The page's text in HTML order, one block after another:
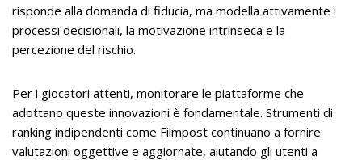
risponde alla domanda di fiducia, ma modella attivamente i
processi decisionali, la motivazione intrinseca e la
percezione del rischio.
Per i giocatori attenti, monitorare le piattaforme che
adottano queste innovazioni è fondamentale. Strumenti di
ranking indipendenti come Filmpost continuano a fornire
valutazioni oggettive e aggiornate, aiutando gli utenti a